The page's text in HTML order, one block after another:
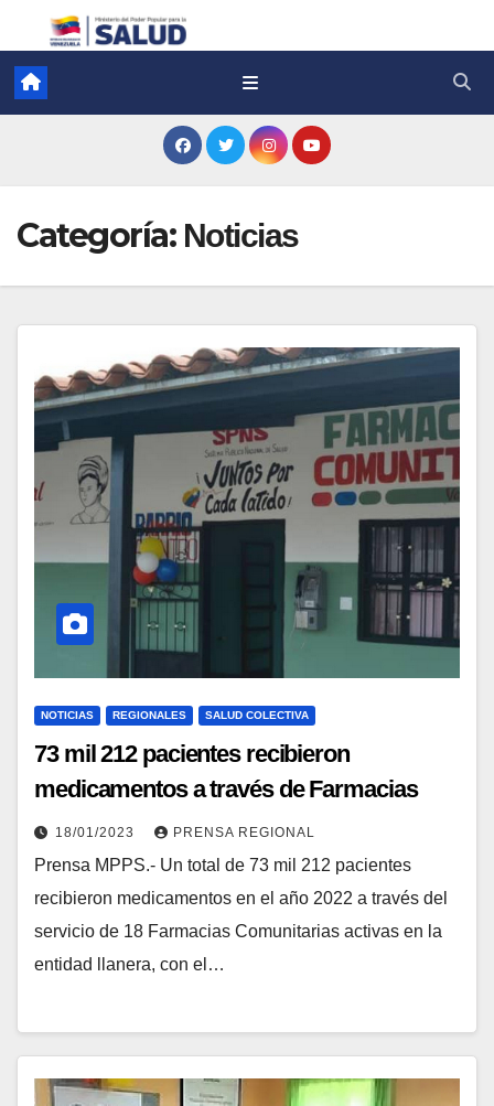
Categoría: Noticias
NOTICIAS REGIONALES SALUD COLECTIVA
73 mil 212 pacientes recibieron
medicamentos a través de Farmacias
Comunitarias en Barinas
18/01/2023 PRENSA REGIONAL
Prensa MPPS.- Un total de 73 mil 212 pacientes
recibieron medicamentos en el año 2022 a través del
servicio de 18 Farmacias Comunitarias activas en la
entidad llanera, con el…